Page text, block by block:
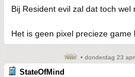
Bij Resident evil zal dat toch wel
Het is geen pixel precieze game
• donderdag 23
StateOfMind